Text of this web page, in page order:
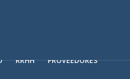
RRHH PROVEEDORES